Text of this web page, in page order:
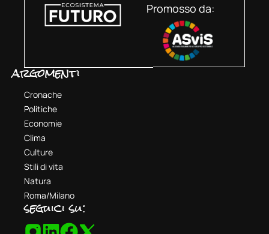
Promosso da:
argomenti
Cronache
Politiche
Economie
Clima
Culture
Stili di vita
Natura
Roma/Milano
seguici su: